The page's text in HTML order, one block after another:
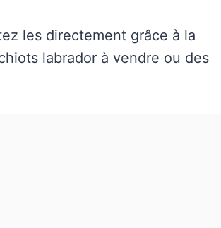
les directement grâce à la
labrador à vendre ou des